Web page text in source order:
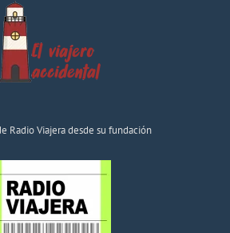
Radio Viajera desde su fundación